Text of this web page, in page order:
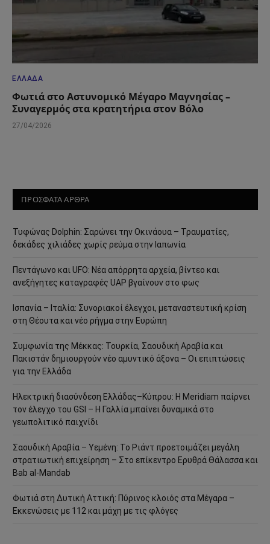
ΕΛΛΆΔΑ
Φωτιά στο Αστυνομικό Μέγαρο Μαγνησίας –
Συναγερμός στα κρατητήρια στον Βόλο
27/04/2026
ΠΡΟΣΦΑΤΑ ΑΡΘΡΑ
Τυφώνας Dolphin: Σαρώνει την Οκινάουα – Τραυματίες,
δεκάδες χιλιάδες χωρίς ρεύμα στην Ιαπωνία
Πεντάγωνο και UFO: Νέα απόρρητα αρχεία, βίντεο και
ανεξήγητες καταγραφές UAP βγαίνουν στο φως
Ισπανία – Ιταλία: Συνοριακοί έλεγχοι, μεταναστευτική κρίση
στη Θέουτα και νέο ρήγμα στην Ευρώπη
Συμφωνία της Μέκκας: Τουρκία, Σαουδική Αραβία και
Πακιστάν δημιουργούν νέο αμυντικό άξονα – Οι επιπτώσεις
για την Ελλάδα
Ηλεκτρική διασύνδεση Ελλάδας–Κύπρου: Η Meridiam παίρνει
τον έλεγχο του GSI – Η Γαλλία μπαίνει δυναμικά στο
γεωπολιτικό παιχνίδι
Σαουδική Αραβία – Υεμένη: Το Ριάντ προετοιμάζει μεγάλη
στρατιωτική επιχείρηση – Στο επίκεντρο Ερυθρά Θάλασσα και
Bab al-Mandab
Φωτιά στη Δυτική Αττική: Πύρινος κλοιός στα Μέγαρα –
Εκκενώσεις με 112 και μάχη με τις φλόγες